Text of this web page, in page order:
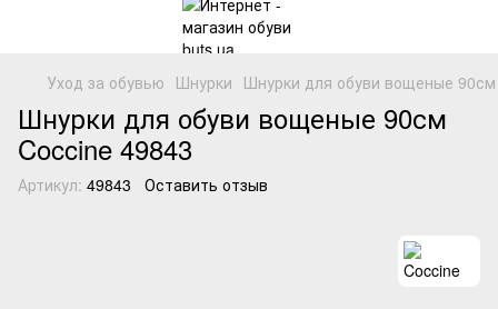
Уход за обувью Шнурки Шнурки для обуви вощеные
Шнурки для обуви вощеные 90см
Coccine 49843
Артикул: 49843 Оставить отзыв